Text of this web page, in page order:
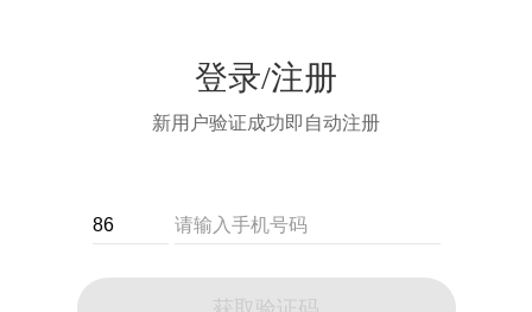
登录/注册
新用户验证成功即自动注册